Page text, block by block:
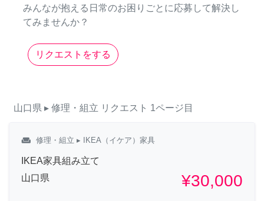
みんなが抱える日常のお困りごとに応募して解決し
てみませんか？
リクエストをする
山口県 ▸ 修理・組立 リクエスト 1ページ目
weekend 修理・組立 ▸ IKEA（イケア）家具
IKEA家具組み立て
山口県
¥30,000